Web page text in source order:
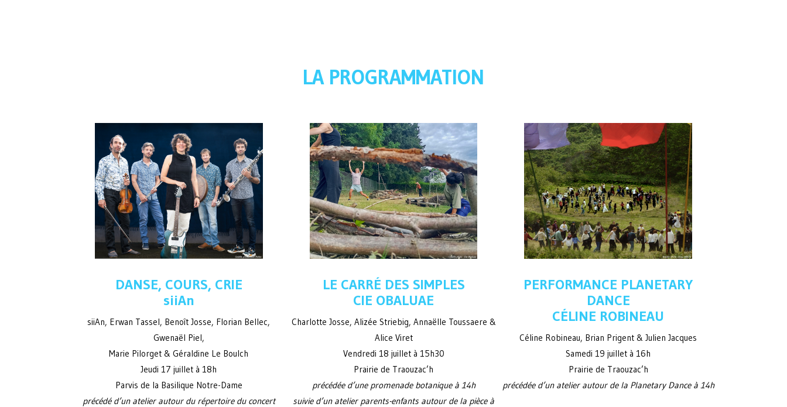
LA PROGRAMMATION
DANSE, COURS, CRIE
siiAn
siiAn, Erwan Tassel, Benoît Josse, Florian Bellec,
Gwenaël Piel,
Marie Pilorget & Géraldine Le Boulch
Jeudi 17 juillet à 18h
Parvis de la Basilique Notre-Dame
précédé d’un atelier autour du répertoire du concert
LE CARRÉ DES SIMPLES
CIE OBALUAE
Charlotte Josse, Alizée Striebig, Annaëlle Toussaere &
Alice Viret
Vendredi 18 juillet à 15h30
Prairie de Traouzac’h
précédée d’une promenade botanique à 14h
suivie d’un atelier parents-enfants autour de la pièce à
PERFORMANCE PLANETARY
DANCE
CÉLINE ROBINEAU
Céline Robineau, Brian Prigent & Julien Jacques
Samedi 19 juillet à 16h
Prairie de Traouzac’h
précédée d’un atelier autour de la Planetary Dance à 14h